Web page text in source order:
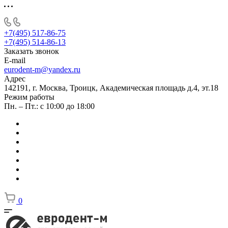
+7(495) 517-86-75
+7(495) 514-86-13
Заказать звонок
E-mail
eurodent-m@yandex.ru
Адрес
142191, г. Москва, Троицк, Академическая площадь д.4, эт.18
Режим работы
Пн. – Пт.: с 10:00 до 18:00
0